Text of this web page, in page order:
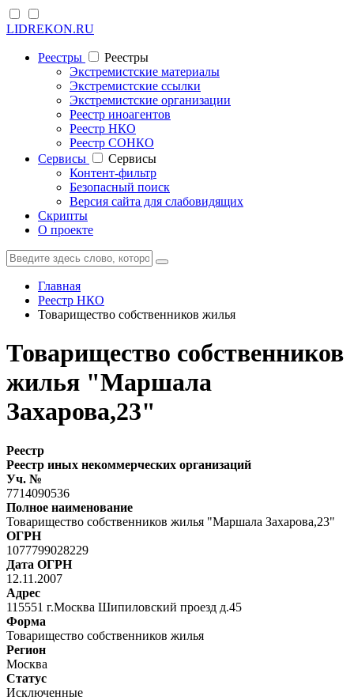
LIDREKON.RU
Реестры
Реестры
Экстремистские материалы
Экстремистские ссылки
Экстремистские организации
Реестр иноагентов
Реестр НКО
Реестр СОНКО
Cервисы
Cервисы
Контент-фильтр
Безопасный поиск
Версия сайта для слабовидящих
Скрипты
О проекте
Главная
Реестр НКО
Товарищество собственников жилья
Товарищество собственников
жилья "Маршала
Захарова,23"
Реестр
Реестр иных некоммерческих организаций
Уч. №
7714090536
Полное наименование
Товарищество собственников жилья "Маршала Захарова,23"
ОГРН
1077799028229
Дата ОГРН
12.11.2007
Адрес
115551 г.Москва Шипиловский проезд д.45
Форма
Товарищество собственников жилья
Регион
Москва
Статус
Исключенные